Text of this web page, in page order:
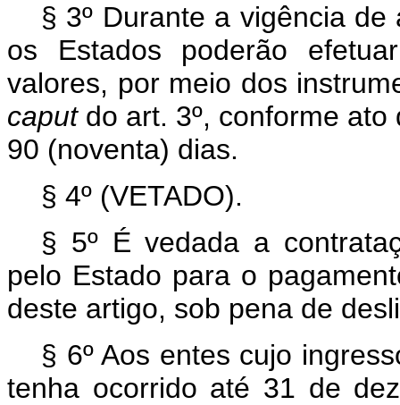
§ 3º Durante a vigência
os Estados poderão
valores, por meio dos
caputdo art. 3º, conforme ato
90 (noventa) dias.
§ 4º (VETADO).
§ 5º É vedada a
pelo Estado para o
deste artigo, sob pena de
§ 6º Aos entes cujo
tenha ocorrido até 31 de